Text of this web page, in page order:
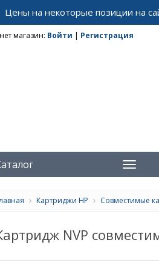
Цены на некоторые позиции на
магазин: Войти | Регистрация
Картриджи HP Совместимые
NVP